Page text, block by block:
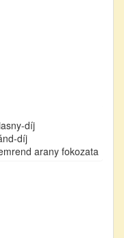
díj
díj
arany fokozata